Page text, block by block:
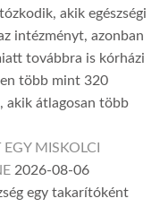
akik egészségi
intézményt, azonban
továbbra is kórházi
több mint 320
akik átlagosan több
MISKOLCI
2026-08-06
egy takarítóként